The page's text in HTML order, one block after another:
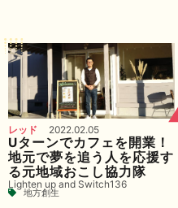
レッド 2022.02.05
Uターンでカフェを開業！
地元で夢を追う人を応援す
る元地域おこし協力隊
Lighten up and Switch136
地方創生